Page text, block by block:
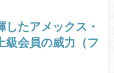
したアメックス・
級会員の威力（フ